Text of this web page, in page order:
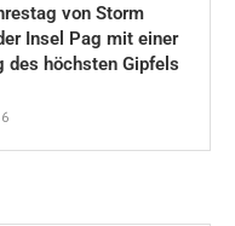
von Storm
Insel Pag mit einer
des höchsten Gipfels